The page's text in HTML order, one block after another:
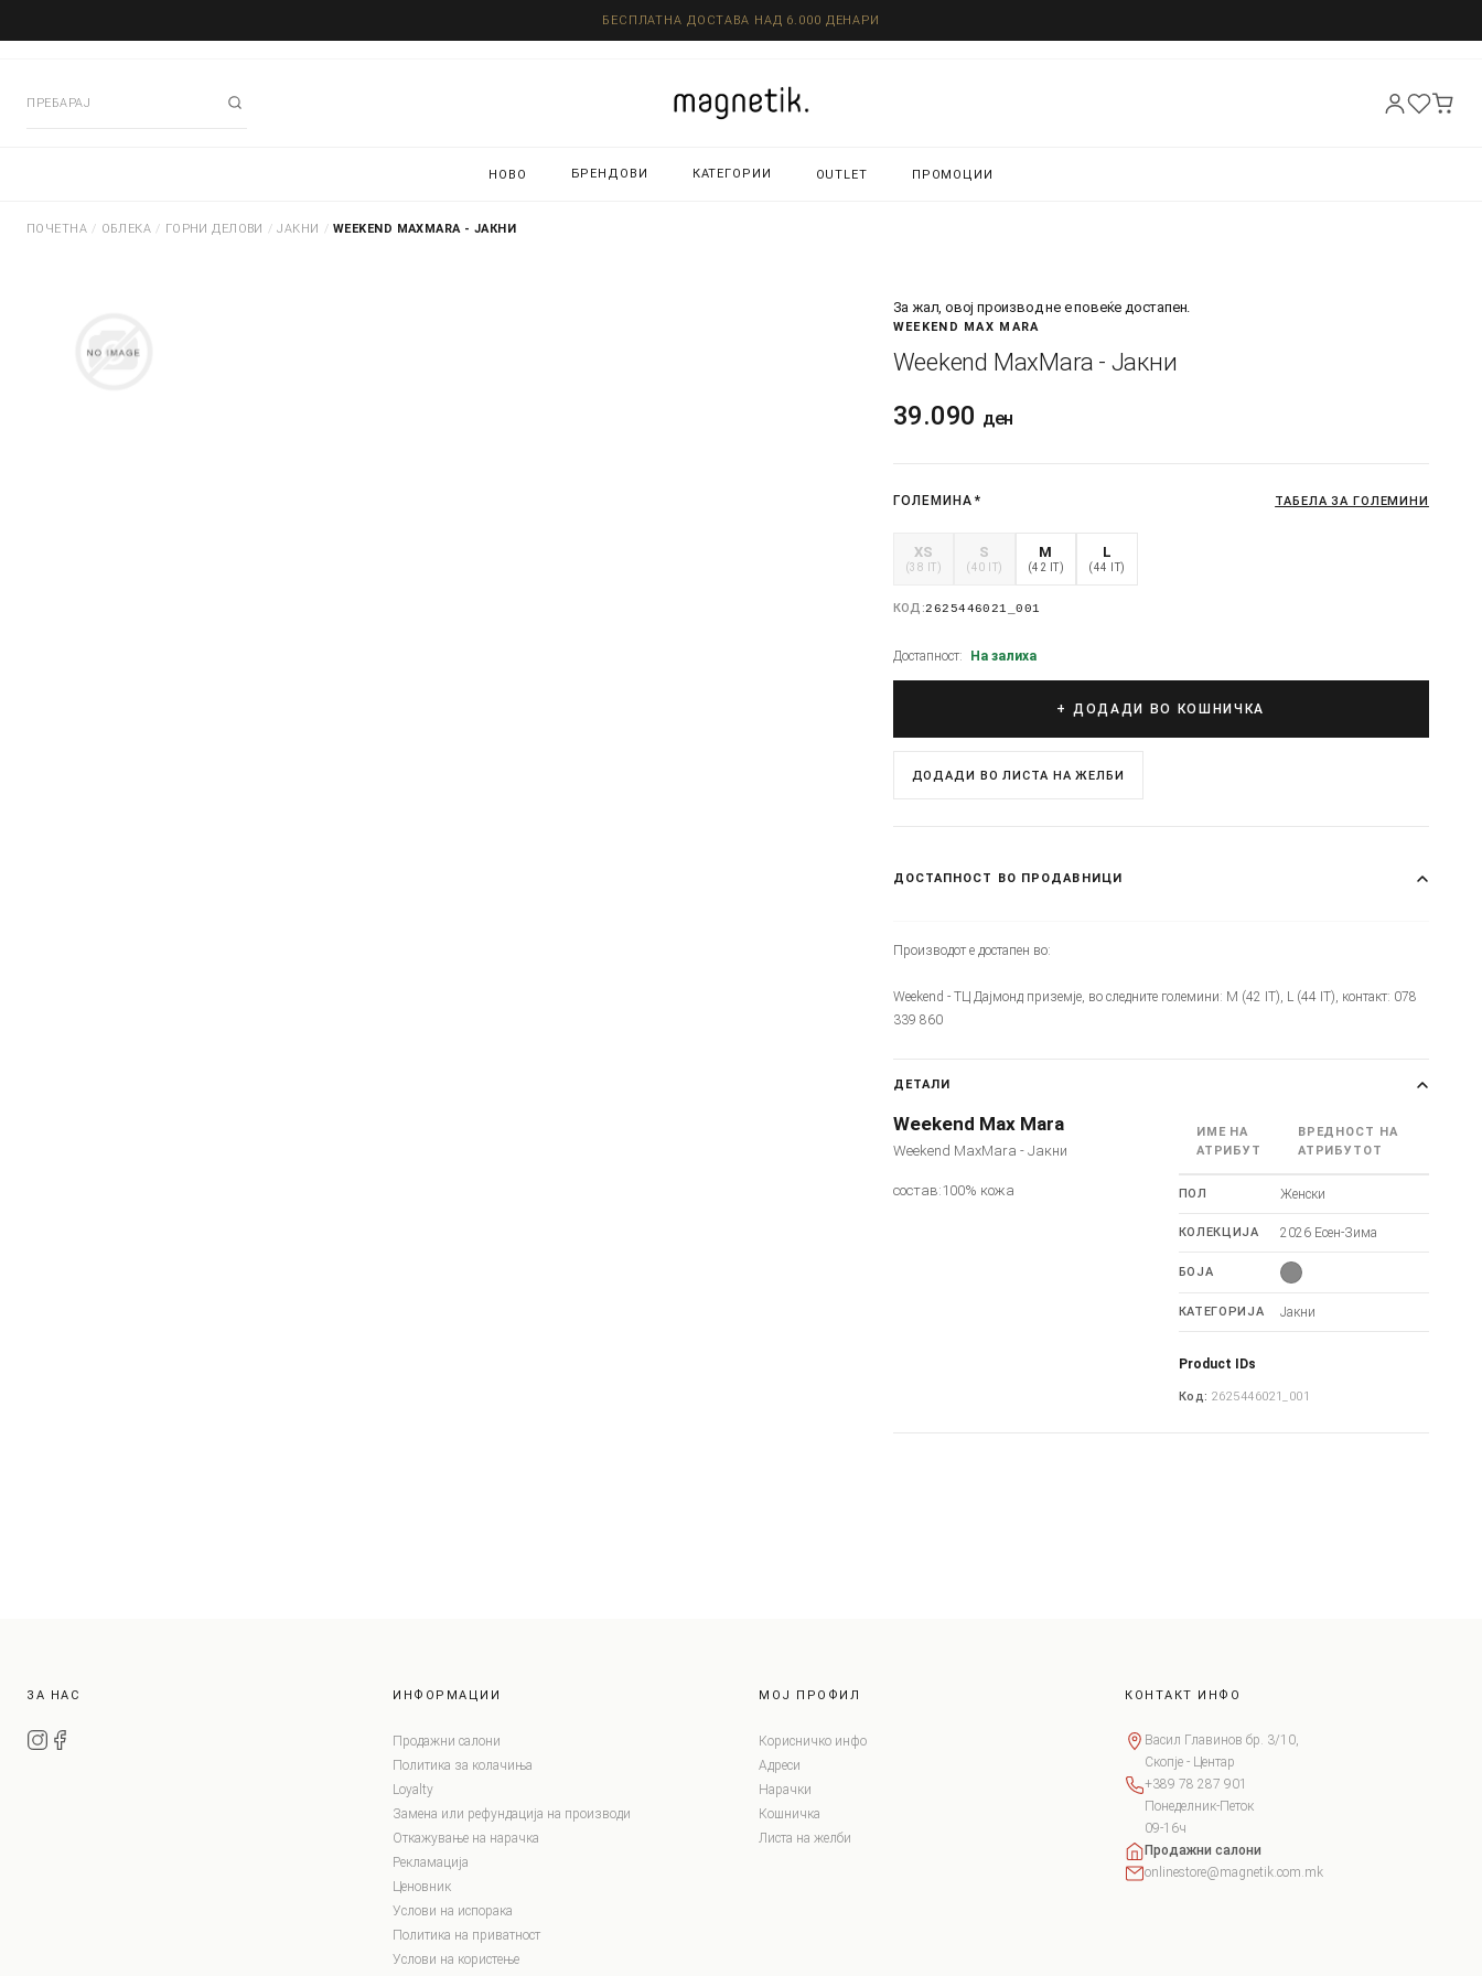
БЕСПЛАТНА ДОСТАВА НАД 6.000 ДЕНАРИ
НОВО БРЕНДОВИ КАТЕГОРИИ OUTLET ПРОМОЦИИ
ПОЧЕТНА / ОБЛЕКА / ГОРНИ ДЕЛОВИ / ЈАКНИ / WEEKEND MAXMARA - ЈАКНИ
За жал, овој производ не е повеќе достапен.
WEEKEND MAX MARA
Weekend MaxMara - Јакни
39.090 ден
ГОЛЕМИНА * ТАБЕЛА ЗА ГОЛЕМИНИ
XS
(38 IT)
S
(40 IT)
M
(42 IT)
L
(44 IT)
КОД:2625446021_001
Достапност: На залиха
+ ДОДАДИ ВО КОШНИЧКА
ДОДАДИ ВО ЛИСТА НА ЖЕЛБИ
ДОСТАПНОСТ ВО ПРОДАВНИЦИ
Производот е достапен во:
Weekend - ТЦ Дајмонд приземје, во следните големини: M (42 IT), L (44 IT), контакт: 078
339 860
ДЕТАЛИ
Weekend Max Mara
Weekend MaxMara - Јакни
состав:100% кожа
ИМЕ НА
АТРИБУТ
ВРЕДНОСТ НА
АТРИБУТОТ
ПОЛ Женски
КОЛЕКЦИЈА 2026 Есен-Зима
БОЈА
КАТЕГОРИЈА Јакни
Product IDs
Код: 2625446021_001
ЗА НАС ИНФОРМАЦИИ
Продажни салони
Политика за колачиња
Loyalty
Замена или рефундација на производи
Откажување на нарачка
Рекламација
Ценовник
Услови на испорака
Политика на приватност
Услови на користење
МОЈ ПРОФИЛ
Корисничко инфо
Адреси
Нарачки
Кошничка
Листа на желби
КОНТАКТ ИНФО
Васил Главинов бр. 3/10,
Скопје - Центар
+389 78 287 901
Понеделник-Петок
09-16ч
Продажни салони
onlinestore@magnetik.com.mk